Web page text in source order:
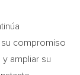
su compromiso
ampliar su